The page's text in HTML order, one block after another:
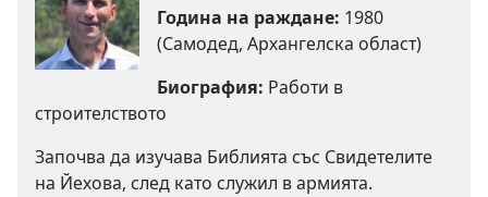
Година на раждане: 1980
(Самодед, Архангелска област)
Биография: Работи в
строителството
Започва да изучава Библията със Свидетелите
на Йехова, след като служил в армията.